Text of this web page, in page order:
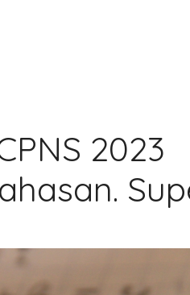
2023